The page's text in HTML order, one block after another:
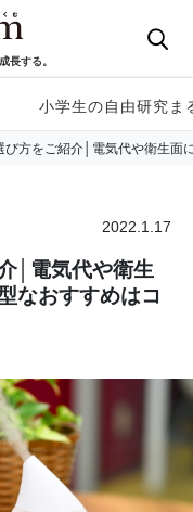
長する。
小学生の自由研究ま
び方をご紹介│電気代や衛生面
2022.1.17
│電気代や衛生
なおすすめはコ